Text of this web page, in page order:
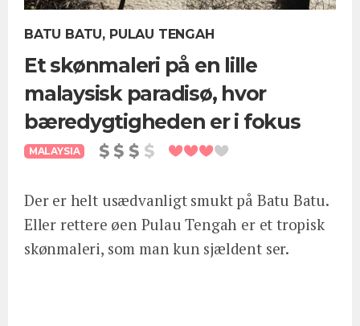
BATU BATU, PULAU TENGAH
Et skønmaleri på en lille
malaysisk paradisø, hvor
bæredygtigheden er i fokus
MALAYSIA
Der er helt usædvanligt smukt på Batu Batu.
Eller rettere øen Pulau Tengah er et tropisk
skønmaleri, som man kun sjældent ser.